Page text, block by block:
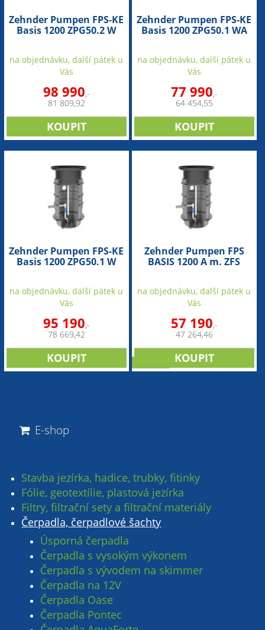
Zehnder Pumpen FPS-KE
Basis 1200 ZPG50.2 W
na objednávku, další pátek u
Vás
98 990,-
81 809,92
Zehnder Pumpen FPS-KE
Basis 1200 ZPG50.1 WA
na objednávku, další pátek u
Vás
77 990,-
64 454,55
Zehnder Pumpen FPS-KE
Basis 1200 ZPG50.1 W
na objednávku, další pátek u
Vás
95 190,-
78 669,42
Zehnder Pumpen FPS
BASIS 1200 A m. ZFS
na objednávku, další pátek u
Vás
57 190,-
47 264,46
E-shop
Stavba jezírka, hadice, trubky, fitinky
Fólie, geotextílie, plastová jezírka
Filtry, filtrační sety a filtrační materiály
Čerpadla, čerpadlové šachty
Úsporná čerpadla
Čerpadla s vysokým výkonem
Čerpadla s vývodem na skimmer
Čerpadla na 12V
Čerpadla Oase
Čerpadla Pontec